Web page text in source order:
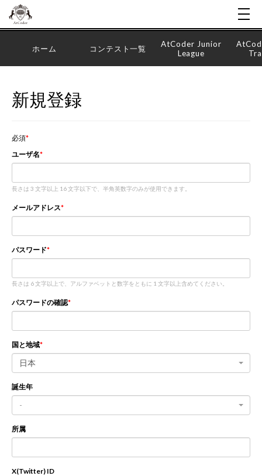
ホーム コンテスト一覧
AtCoder Junior
League
新規登録
必須
ユーザ名
長さは 3 文字以上 16 文字以下で、半角英数字のみが使用できます。
メールアドレス
パスワード
長さは 6 文字以上で、アルファベットと数字をともに 1 文字以上含めてください。
パスワードの確認
国と地域
日本
誕生年
-
所属
X(Twitter) ID